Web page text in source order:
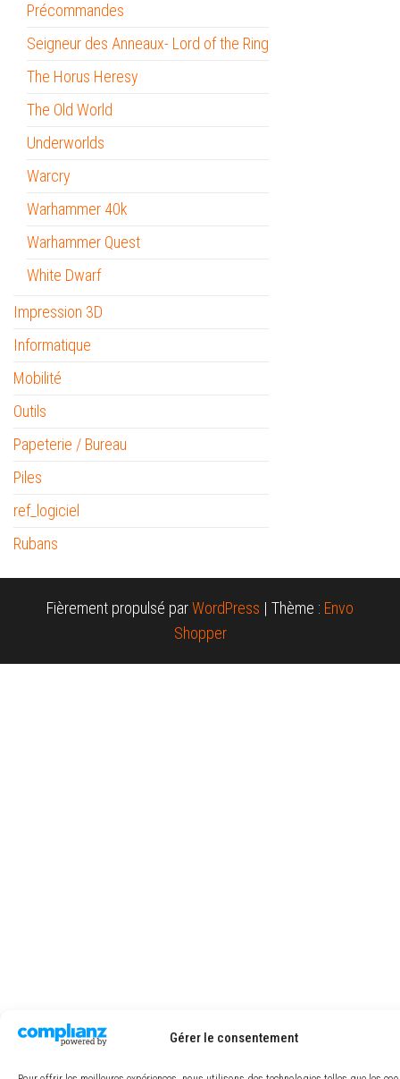
Gérer le consentement
Précommandes
Seigneur des Anneaux- Lord of the Ring
The Horus Heresy
The Old World
Underworlds
Warcry
Warhammer 40k
Warhammer Quest
White Dwarf
Impression 3D
Informatique
Mobilité
Outils
Papeterie / Bureau
Piles
ref_logiciel
Rubans
Fièrement propulsé parWordPress | Thème : Envo
Shopper